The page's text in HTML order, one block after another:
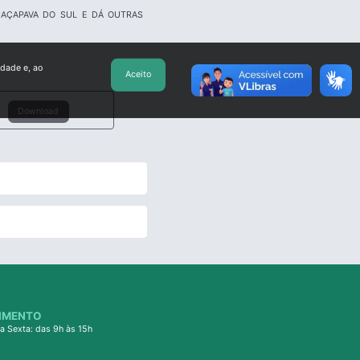
DO SUL E DÁ OUTRAS
Download
Sexta: das 9h às 15h
e, ao
Aceito